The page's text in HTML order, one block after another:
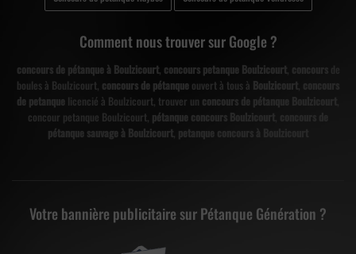
Comment nous trouver sur Google ?
concours de pétanque à Boulzicourt, concours petanque Boulzicourt, concoursde
boules à Boulzicourt, concours de pétanque ouvert à tous à Boulzicourt, concours
de petanque licencié à Boulzicourt, trouver un concours de pétanque Boulzicourt
concour petanque Boulzicourt, pétanque concours Boulzicourt
pétanque sauvage à Boulzicourt, petanque concours à Boulzicourt
Votre bannière publicitaire sur Pétanque Génération ?